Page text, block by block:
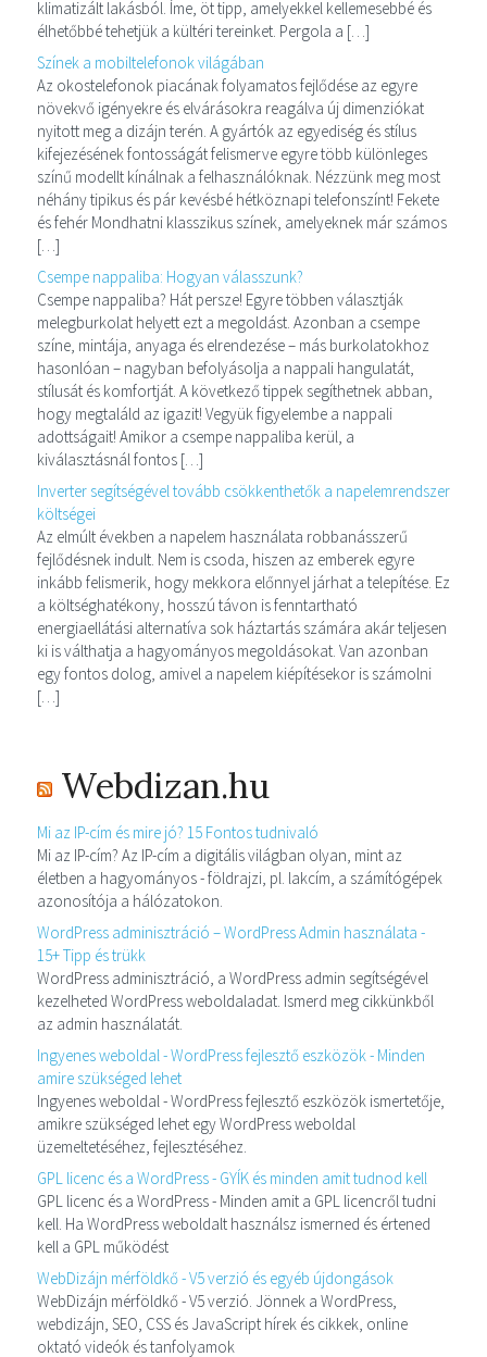
klimatizált lakásból. Íme, öt tipp, amelyekkel kellemesebbé és
élhetőbbé tehetjük a kültéri tereinket. Pergola a […]
Színek a mobiltelefonok világában
Az okostelefonok piacának folyamatos fejlődése az egyre
növekvő igényekre és elvárásokra reagálva új dimenziókat
nyitott meg a dizájn terén. A gyártók az egyediség és stílus
kifejezésének fontosságát felismerve egyre több különleges
színű modellt kínálnak a felhasználóknak. Nézzünk meg most
néhány tipikus és pár kevésbé hétköznapi telefonszínt! Fekete
és fehér Mondhatni klasszikus színek, amelyeknek már számos
[…]
Csempe nappaliba: Hogyan válasszunk?
Csempe nappaliba? Hát persze! Egyre többen választják
melegburkolat helyett ezt a megoldást. Azonban a csempe
színe, mintája, anyaga és elrendezése – más burkolatokhoz
hasonlóan – nagyban befolyásolja a nappali hangulatát,
stílusát és komfortját. A következő tippek segíthetnek abban,
hogy megtaláld az igazit! Vegyük figyelembe a nappali
adottságait! Amikor a csempe nappaliba kerül, a
kiválasztásnál fontos […]
Inverter segítségével tovább csökkenthetők a napelemrendszer
költségei
Az elmúlt években a napelem használata robbanásszerű
fejlődésnek indult. Nem is csoda, hiszen az emberek egyre
inkább felismerik, hogy mekkora előnnyel járhat a telepítése. Ez
a költséghatékony, hosszú távon is fenntartható
energiaellátási alternatíva sok háztartás számára akár teljesen
ki is válthatja a hagyományos megoldásokat. Van azonban
egy fontos dolog, amivel a napelem kiépítésekor is számolni
[…]
Webdizan.hu
Mi az IP-cím és mire jó? 15 Fontos tudnivaló
Mi az IP-cím? Az IP-cím a digitális világban olyan, mint az
életben a hagyományos - földrajzi, pl. lakcím, a számítógépek
azonosítója a hálózatokon.
WordPress adminisztráció – WordPress Admin használata -
15+ Tipp és trükk
WordPress adminisztráció, a WordPress admin segítségével
kezelheted WordPress weboldaladat. Ismerd meg cikkünkből
az admin használatát.
Ingyenes weboldal - WordPress fejlesztő eszközök - Minden
amire szükséged lehet
Ingyenes weboldal - WordPress fejlesztő eszközök ismertetője,
amikre szükséged lehet egy WordPress weboldal
üzemeltetéséhez, fejlesztéséhez.
GPL licenc és a WordPress - GYÍK és minden amit tudnod kell
GPL licenc és a WordPress - Minden amit a GPL licencről tudni
kell. Ha WordPress weboldalt használsz ismerned és értened
kell a GPL működést
WebDizájn mérföldkő - V5 verzió és egyéb újdongások
WebDizájn mérföldkő - V5 verzió. Jönnek a WordPress,
webdizájn, SEO, CSS és JavaScript hírek és cikkek, online
oktató videók és tanfolyamok